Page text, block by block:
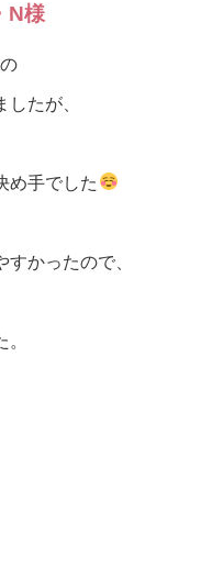
N様
たが、
め手でした
かったので、